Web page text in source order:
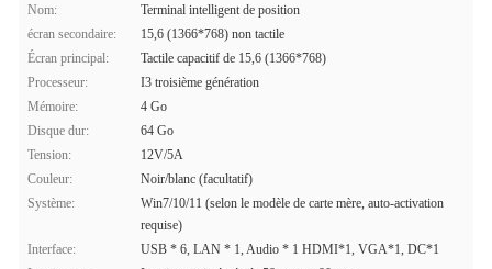
Nom:
Terminal intelligent de position
écran secondaire:
15,6 (1366*768) non tactile
Écran principal:
Tactile capacitif de 15,6 (1366*768)
Processeur:
I3 troisième génération
Mémoire:
4 Go
Disque dur:
64 Go
Tension:
12V/5A
Couleur:
Noir/blanc (facultatif)
Système:
Win7/10/11 (selon le modèle de carte mère, auto-activation
requise)
Interface:
USB * 6, LAN * 1, Audio * 1 HDMI*1, VGA*1, DC*1